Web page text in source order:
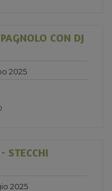
CON DJ
2025
STECCHI
2025